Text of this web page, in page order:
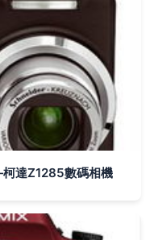
達Z1285數碼相機